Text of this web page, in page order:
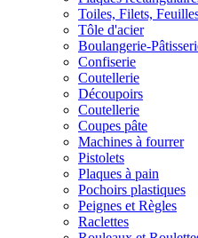
Toiles, Filets,
Tôle d'acier
Boulangerie-
Confiserie
Coutellerie
Découpoirs
Coutellerie
Coupes pâte
Machines à fourrer
Pistolets
Plaques à pain
Pochoirs plastiques
Peignes et Règles
Raclettes